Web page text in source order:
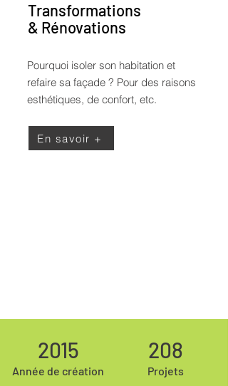
Transformations
& Rénovations
Pourquoi isoler son habitation et
refaire sa façade ? Pour des raisons
esthétiques, de confort, etc.
En savoir +
2015
Année de création
208
Projets